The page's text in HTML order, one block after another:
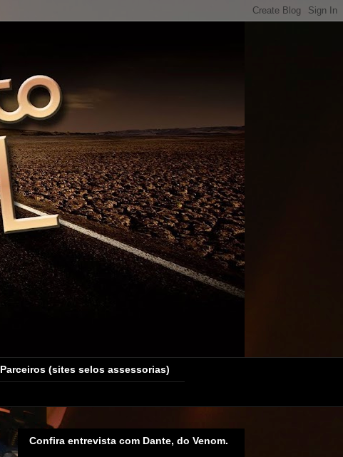
Parceiros (sites selos assessorias)
Confira entrevista com Dante, do Venom.